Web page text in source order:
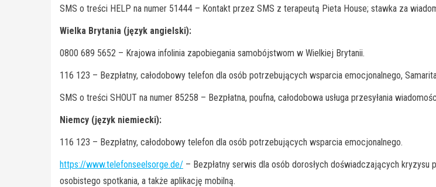
SMS o treści HELP na numer 51444 – Kontakt przez SMS z terapeutą Pieta House; stawka za
Wielka Brytania (język angielski):
0800 689 5652 – Krajowa infolinia zapobiegania samobójstwom w Wielkiej Brytanii.
116 123 – Bezpłatny, całodobowy telefon dla osób potrzebujących wsparcia emocjonalnego,
SMS o treści SHOUT na numer 85258 – Bezpłatna, poufna, całodobowa usługa przesyłania
Niemcy (język niemiecki):
116 123 – Bezpłatny, całodobowy telefon dla osób potrzebujących wsparcia emocjonalnego.
https://www.telefonseelsorge.de/ – Bezpłatny serwis dla osób dorosłych doświadczających
osobistego spotkania, a także aplikację mobilną.